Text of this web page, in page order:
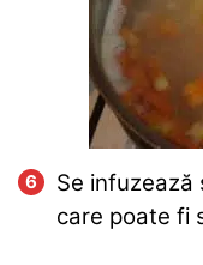
Se infuzează
care poate fi